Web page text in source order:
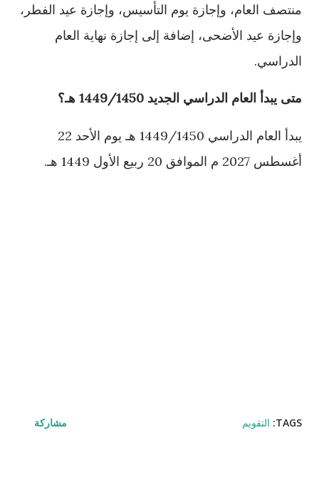
منتصف العام، وإجازة يوم التأسيس، وإجازة عيد الفطر،
وإجازة عيد الأضحى، إضافة إلى إجازة نهاية العام
الدراسي.
متى يبدأ العام الدراسي الجديد 1449/1450 هـ؟
يبدأ العام الدراسي 1449/1450 هـ يوم الأحد 22
أغسطس 2027 م الموافق 20 ربيع الأول 1449 هـ.
TAGS: التقويم مشاركة